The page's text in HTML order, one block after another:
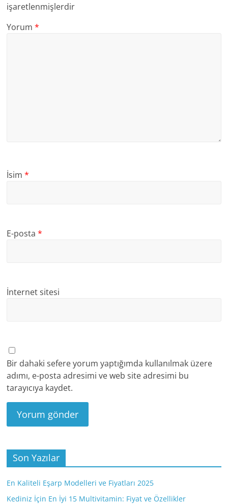
işaretlenmişlerdir
Yorum*
İsim*
E-posta*
İnternet sitesi
Bir dahaki sefere yorum yaptığımda kullanılmak üzere
adımı, e-posta adresimi ve web site adresimi bu
tarayıcıya kaydet.
Son Yazılar
En Kaliteli Eşarp Modelleri ve Fiyatları 2025
Kediniz İçin En İyi 15 Multivitamin: Fiyat ve Özellikler